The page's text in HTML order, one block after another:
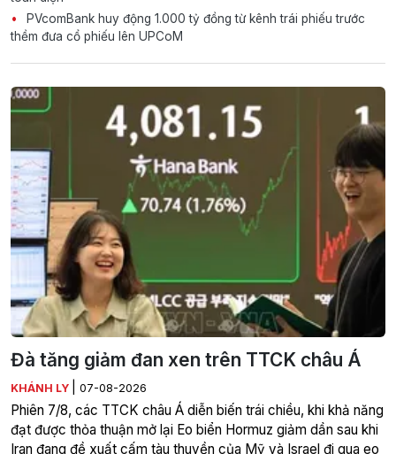
PVcomBank huy động 1.000 tỷ đồng từ kênh trái phiếu trước
thềm đưa cổ phiếu lên UPCoM
Đà tăng giảm đan xen trên TTCK châu Á
KHÁNH LY 07-08-2026
Phiên 7/8, các TTCK châu Á diễn biến trái chiều, khi khả năng
đạt được thỏa thuận mở lại Eo biển Hormuz giảm dần sau khi
Iran đang đề xuất cấm tàu thuyền của Mỹ và Israel đi qua eo